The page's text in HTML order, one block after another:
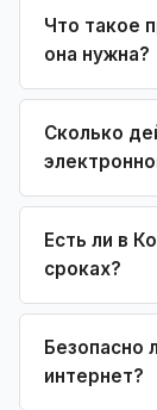
Что такое
она нужна?
Сколько
Есть ли в
сроках?
Безопасно
интернет?